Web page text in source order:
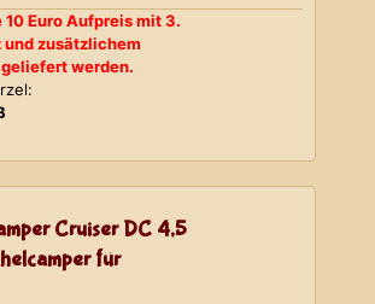
10 Euro Aufpreis mit 3.
und zusätzlichem
werden.
Cruiser DC 4,5
für